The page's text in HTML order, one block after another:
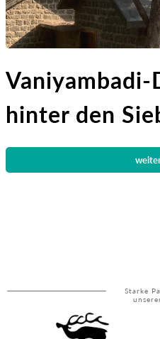
Vaniyambadi-
hinter den
Starke